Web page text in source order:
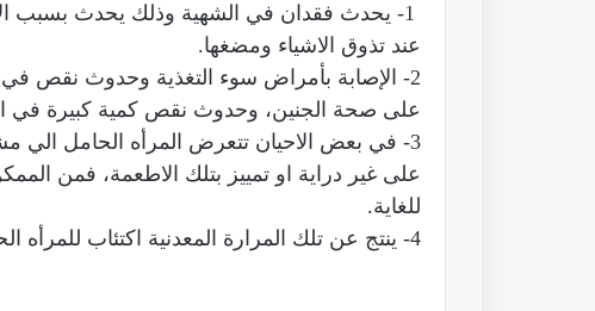
1- يحدث فقدان في الشهية وذلك يحدث بسبب
عند تذوق الاشياء ومضغها.
2- الإصابة بأمراض سوء التغذية وحدوث نقص في
على صحة الجنين، وحدوث نقص كمية كبيرة في
3- في بعض الاحيان تتعرض المرأه الحامل الي
على غير دراية او تمييز بتلك الاطعمة، فمن
للغاية.
4- ينتج عن تلك المرارة المعدنية اكتئاب للمرأه الحامل، لعدم القدرة على التمييز الاطعمة.